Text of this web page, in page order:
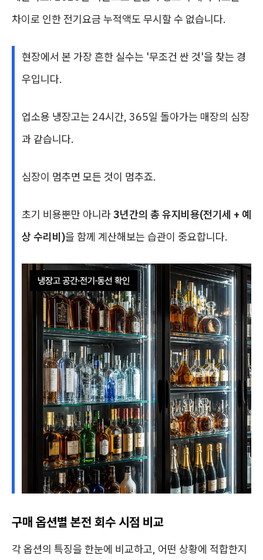
차이로 인한 전기요금 누적액도 무시할 수 없습니다.
현장에서 본 가장 흔한 실수는 '무조건 싼 것'을 찾는 경
우입니다.
업소용 냉장고는 24시간, 365일 돌아가는 매장의 심장
과 같습니다.
심장이 멈추면 모든 것이 멈추죠.
초기 비용뿐만 아니라3년간의 총 유지비용(전기세 + 예
상 수리비)을 함께 계산해보는 습관이 중요합니다.
구매 옵션별 본전 회수 시점 비교
각 옵션의 특징을 한눈에 비교하고, 어떤 상황에 적합한지